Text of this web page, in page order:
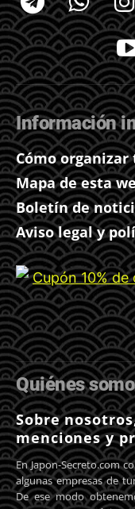
Información
Cómo
Mapa de esta
Boletín de
Aviso legal y
Quiénes
Sobre
menciones y
En Japon-Secreto.com
algunas empresas de
De ese modo